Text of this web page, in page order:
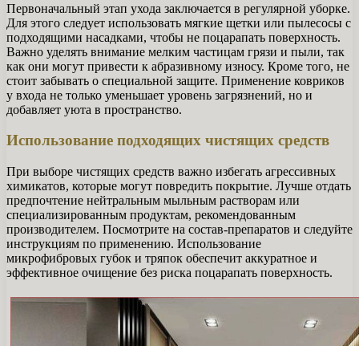
Первоначальный этап ухода заключается в регулярной уборке.
Для этого следует использовать мягкие щетки или пылесосы с
подходящими насадками, чтобы не поцарапать поверхность.
Важно уделять внимание мелким частицам грязи и пыли, так
как они могут привести к абразивному износу. Кроме того, не
стоит забывать о специальной защите. Применение ковриков
у входа не только уменьшает уровень загрязнений, но и
добавляет уюта в пространство.
Использование подходящих чистящих средств
При выборе чистящих средств важно избегать агрессивных
химикатов, которые могут повредить покрытие. Лучше отдать
предпочтение нейтральным мыльным растворам или
специализированным продуктам, рекомендованным
производителем. Посмотрите на состав-препаратов и следуйте
инструкциям по применению. Использование
микрофибровых губок и тряпок обеспечит аккуратное и
эффективное очищение без риска поцарапать поверхность.